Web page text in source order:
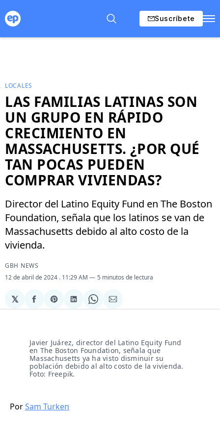
Suscríbete
LOCALES
LAS FAMILIAS LATINAS SON
UN GRUPO EN RÁPIDO
CRECIMIENTO EN
MASSACHUSETTS. ¿POR QUÉ
TAN POCAS PUEDEN
COMPRAR VIVIENDAS?
Director del Latino Equity Fund en The Boston
Foundation, señala que los latinos se van de
Massachusetts debido al alto costo de la
vivienda.
GBH NEWS
12 de abril de 2024 . 11:29 AM 5 minutos de lectura
𝕏
Compartir
en
Share
on
Compartir
en
Share
on
Compartir
via
Javier Juárez, director del Latino Equity Fund
en The Boston Foundation, señala que
Massachusetts ya ha visto disminuir su
población debido al alto costo de la vivienda.
Foto: Freepik.
PorSam Turken